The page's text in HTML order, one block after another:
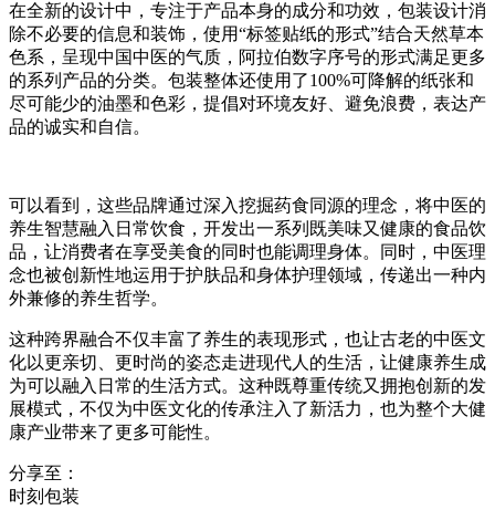
在全新的设计中，专注于产品本身的成分和功效，包装设计消
除不必要的信息和装饰，使用“标签贴纸的形式”结合天然草本
色系，呈现中国中医的气质，阿拉伯数字序号的形式满足更多
的系列产品的分类。包装整体还使用了100%可降解的纸张和
尽可能少的油墨和色彩，提倡对环境友好、避免浪费，表达产
品的诚实和自信。
可以看到，这些品牌通过深入挖掘药食同源的理念，将中医的
养生智慧融入日常饮食，开发出一系列既美味又健康的食品饮
品，让消费者在享受美食的同时也能调理身体。同时，中医理
念也被创新性地运用于护肤品和身体护理领域，传递出一种内
外兼修的养生哲学。
这种跨界融合不仅丰富了养生的表现形式，也让古老的中医文
化以更亲切、更时尚的姿态走进现代人的生活，让健康养生成
为可以融入日常的生活方式。这种既尊重传统又拥抱创新的发
展模式，不仅为中医文化的传承注入了新活力，也为整个大健
康产业带来了更多可能性。
分享至：
时刻包装